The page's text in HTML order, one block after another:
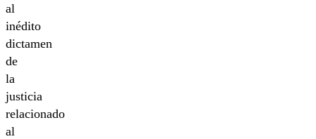
al
inédito
dictamen
de
la
justicia
relacionado
al